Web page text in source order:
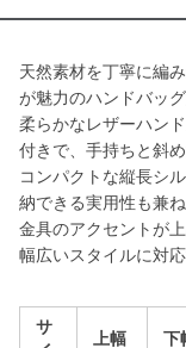
天然素材を丁寧に編
が魅力のハンドバッグ
柔らかなレザーハン
付きで、手持ちと斜
コンパクトな縦長シ
納できる実用性も兼ね
金具のアクセントが
幅広いスタイルに対
サ
上幅
下